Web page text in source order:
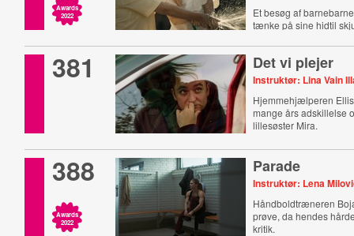
Awards
2022
Et besøg af
tænke på sine hidtil
381 Det vi plejer
Instruktør: Lina Vain
Hjemmehjælperen
mange års adskillelse
lillesøster Mira.
388
Awards
2022
Parade
Instruktør: Lena
Håndboldtræneren
prøve, da hendes
kritik.